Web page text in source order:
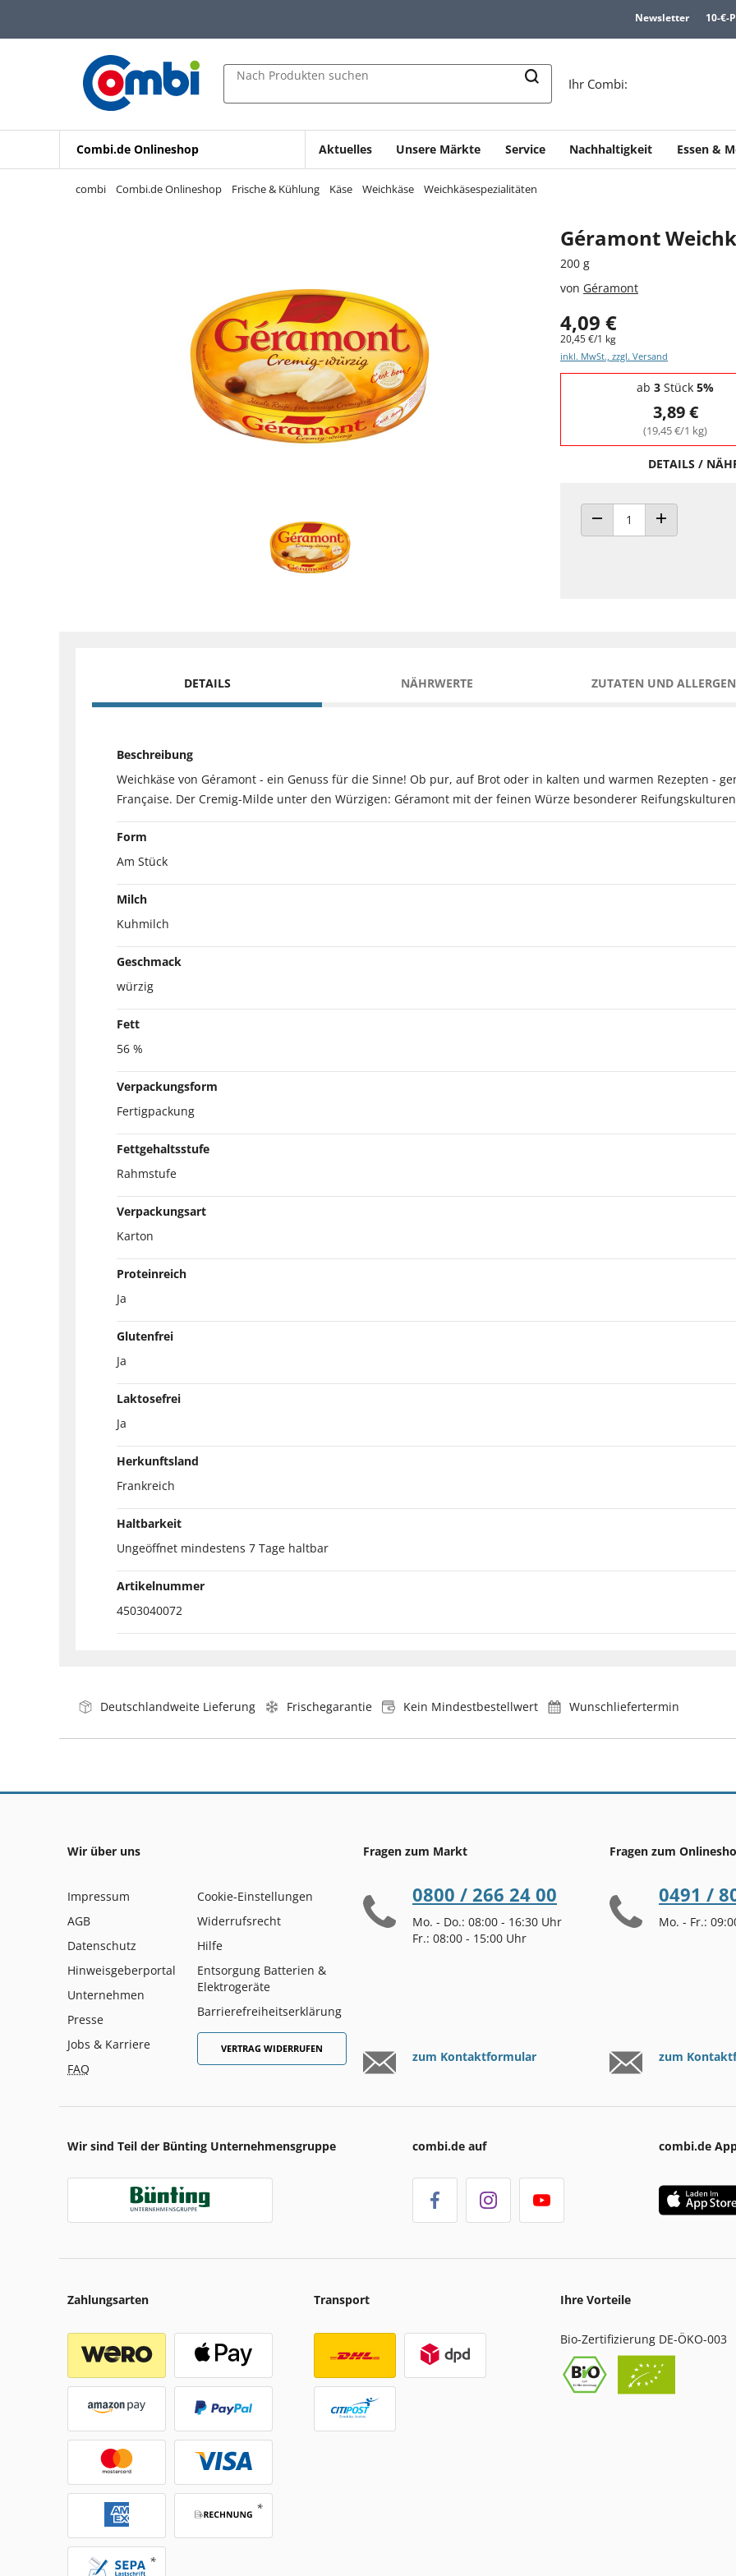
Zur Navigation springen
Zur Suche springen
Newsletter 10-€-
Nach Produkten suchen
Ihr Combi:
Combi.de Onlineshop Aktuelles Unsere Märkte Service Nachhaltigkeit Essen &
combi Combi.de Onlineshop Frische & Kühlung Käse Weichkäse Weichkäsespezialitäten
Géramont
200 g
von Géramont
4,09 €
20,45 €/1 kg
inkl. MwSt., zzgl. Versand
Staffelpreise - Mengenrabatt
ab 3 Stück 5%
3,89 €
(19,45 €/1 kg)
DETAILS /
ANZAHL VERRINGERN
ANZAHL
DETAILS NÄHRWERTE ZUTATEN UND
Beschreibung
Weichkäse von Géramont - ein Genuss für die Sinne! Ob pur, auf Brot oder in kalten und warmen Rezepten -
Française. Der Cremig-Milde unter den Würzigen: Géramont mit der feinen Würze besonderer
Form
Am Stück
Milch
Kuhmilch
Geschmack
würzig
Fett
56 %
Verpackungsform
Fertigpackung
Fettgehaltsstufe
Rahmstufe
Verpackungsart
Karton
Proteinreich
Ja
Glutenfrei
Ja
Laktosefrei
Ja
Herkunftsland
Frankreich
Haltbarkeit
Ungeöffnet mindestens 7 Tage haltbar
Artikelnummer
4503040072
Deutschlandweite Lieferung Frischegarantie Kein Mindestbestellwert Wunschliefertermin
Wir über uns
Impressum
AGB
Datenschutz
Hinweisgeberportal
Unternehmen
Presse
Jobs & Karriere
FAQ
Cookie-Einstellungen
Widerrufsrecht
Hilfe
Entsorgung Batterien &
Elektrogeräte
Barrierefreiheitserklärung
VERTRAG WIDERRUFEN
Fragen zum Markt
0800 / 266 24 00
Mo. - Do.: 08:00 - 16:30 Uhr
Fr.: 08:00 - 15:00 Uhr
zum Kontaktformular
Fragen zum
0491 /
Mo. - Fr.:
zum
Wir sind Teil der Bünting Unternehmensgruppe combi.de auf combi.de
Zahlungsarten Transport Ihre Vorteile
Bio-Zertifizierung DE-ÖKO-003